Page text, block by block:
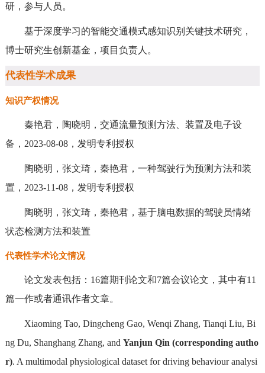
研，参与人员。
基于深度学习的智能交通模式感知识别关键技术研究，
博士研究生创新基金，项目负责人。
代表性学术成果
知识产权情况
秦艳君，陶晓明，交通流量预测方法、装置及电子设
备，2023-08-08，发明专利授权
陶晓明，张文琦，秦艳君，一种驾驶行为预测方法和装
置，2023-11-08，发明专利授权
陶晓明，张文琦，秦艳君，基于脑电数据的驾驶员情绪
状态检测方法和装置
代表性学术论文情况
论文发表包括：16篇期刊论文和7篇会议论文，其中有11
篇一作或者通讯作者文章。
Xiaoming Tao, Dingcheng Gao, Wenqi Zhang, Tianqi Liu, Bi
ng Du, Shanghang Zhang, and Yanjun Qin (corresponding autho
r). A multimodal physiological dataset for driving behaviour analysi